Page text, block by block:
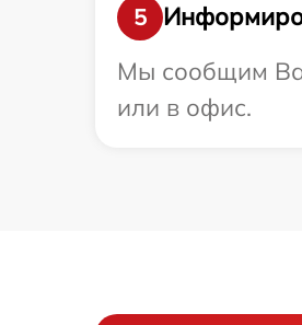
5
Мы сообщим
или в офис.